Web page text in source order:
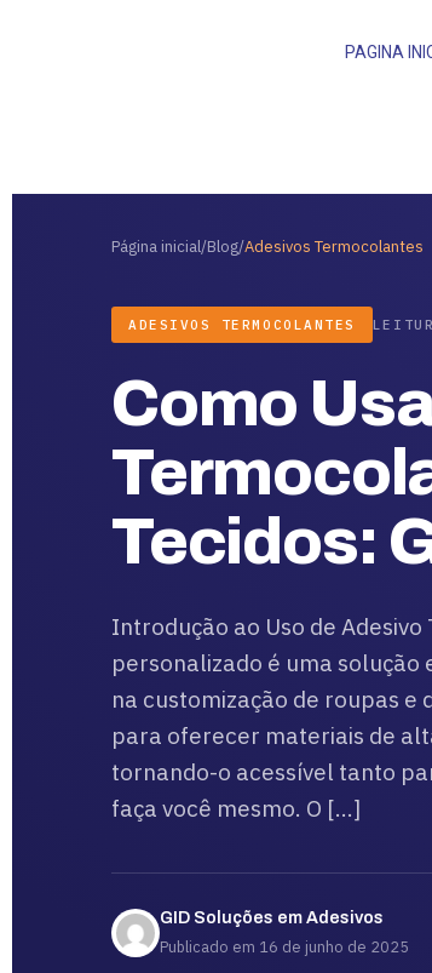
PAGINA
Página inicial/Blog/Adesivos Termocolantes
ADESIVOS TERMOCOLANTES
Como
Tecidos:
Introdução ao Uso de
personalizado é uma
na customização de roupas
para oferecer materiais de
tornando-o acessível tanto
faça você mesmo. O […]
GID Soluções em Adesivos
Publicado em 16 de junho de 2025